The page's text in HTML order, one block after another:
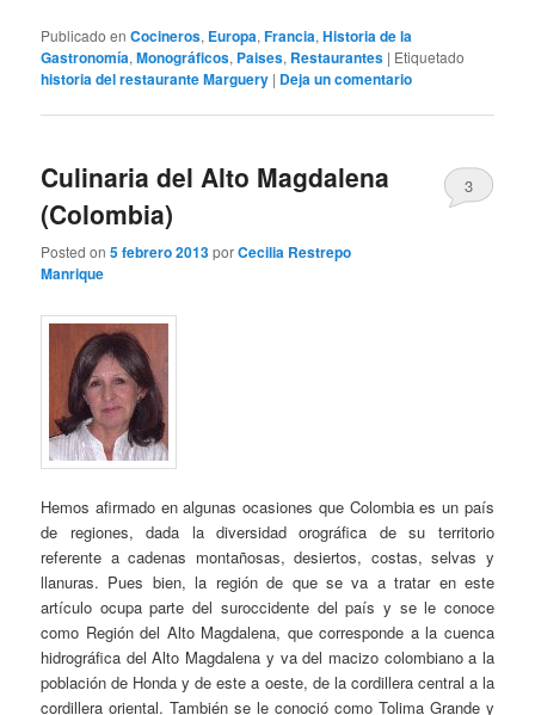
Publicado en Cocineros, Europa,Francia,Historia de la
Gastronomía,Monográficos, Paises, Restaurantes | Etiquetado
historia del restaurante Marguery | Deja un comentario
Culinaria del Alto Magdalena
(Colombia)
Posted on5 febrero 2013porCecilia Restrepo
Manrique
3
Hemos afirmado en algunas ocasiones que Colombia es un país
de regiones, dada la diversidad orográfica de su territorio
referente a cadenas montañosas, desiertos, costas, selvas y
llanuras. Pues bien, la región de que se va a tratar en este
artículo ocupa parte del suroccidente del país y se le conoce
como Región del Alto Magdalena, que corresponde a la cuenca
hidrográfica del Alto Magdalena y va del macizo colombiano a la
población de Honda y de este a oeste, de la cordillera central a la
cordillera oriental. También se le conoció como Tolima Grande y